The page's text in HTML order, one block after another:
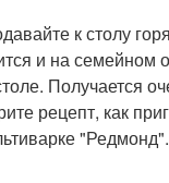
к столу
и на семейном
Получается
рецепт, как
"Редмонд".